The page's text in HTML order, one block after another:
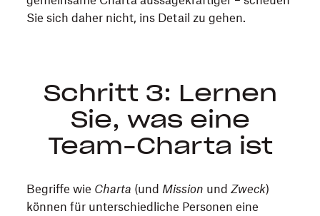
Sie sich daher nicht, ins Detail zu gehen.
Schritt 3: Lernen
Sie, was eine
Team-Charta ist
Begriffe wie Charta (und Mission und Zweck)
können für unterschiedliche Personen eine